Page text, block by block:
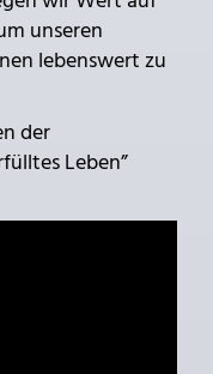
unseren
lebenswert zu
der
Leben”